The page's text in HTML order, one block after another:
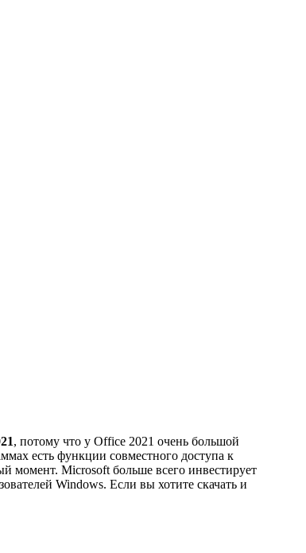
, потому что у Office 2021 очень большой
есть функции совместного доступа к
момент. Microsoft больше всего инвестирует
Windows. Если вы хотите скачать и